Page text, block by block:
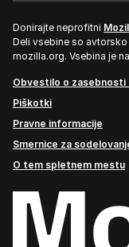
Donirajte neprofitni
Deli vsebine so
mozilla.org. Vsebina je
Obvestilo o
Piškotki
Pravne informacije
Smernice za
O tem spletnem mestu